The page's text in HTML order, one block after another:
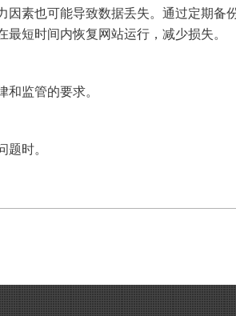
素也可能导致数据丢失。通过定期备
短时间内恢复网站运行，减少损失。
监管的要求。
时。